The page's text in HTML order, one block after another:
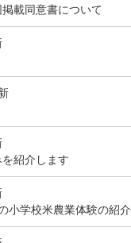
載同意書について
紹介します
小学校米農業体験の紹介